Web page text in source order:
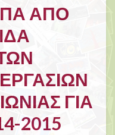
ΑΠΟ
ΓΙΑ
2015